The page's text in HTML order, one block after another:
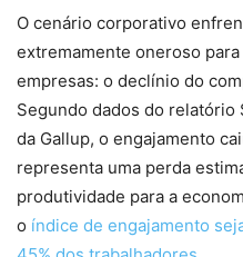
O cenário corporativo
extremamente oneroso
empresas: o declínio do
Segundo dados do relatório
da Gallup, o engajamento
representa uma perda
produtividade para a
o índice de engajamento